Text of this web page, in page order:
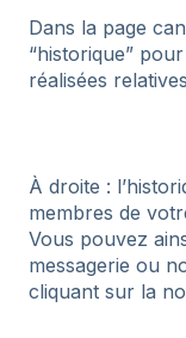
Dans la page
“historique”
réalisées
À droite :
membres de
Vous pouvez
messagerie ou
cliquant sur la